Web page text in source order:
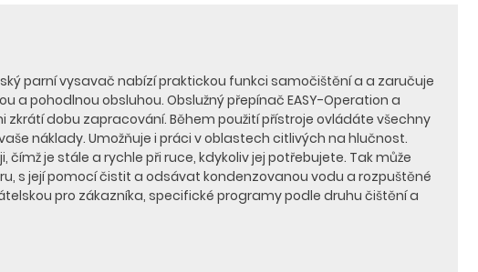
parní vysavač nabízí praktickou funkci samočištění a a zaručuje
a pohodlnou obsluhou. Obslužný přepínač EASY-Operation a
dobu zapracování. Během použití přístroje ovládáte všechny
náklady. Umožňuje i práci v oblastech citlivých na hlučnost.
je stále a rychle při ruce, kdykoliv jej potřebujete. Tak může
s její pomocí čistit a odsávat kondenzovanou vodu a rozpuštěné
pro zákazníka, specifické programy podle druhu čištění a